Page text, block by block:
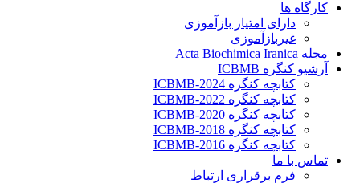
کارگاه ها
دارای امتیاز بازآموزی
غیربازآموزی
مجله Acta Biochimica Iranica
آرشیو کنگره ICBMB
کتابچه کنگره ICBMB-2024
کتابچه کنگره ICBMB-2022
کتابچه کنگره ICBMB-2020
کتابچه کنگره ICBMB-2018
کتابچه کنگره ICBMB-2016
تماس با ما
فرم برقراری ارتباط